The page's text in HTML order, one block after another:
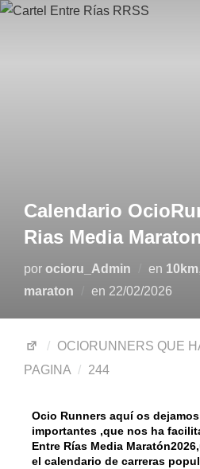
Calendario
Rias Media Maraton
por ocioru_Admin en 10km,
maraton
en 22/02/2026
OCIORUNNERS QUE
PAGINA
244
Ocio Runners aquí os
importantes ,que nos ha
Entre Rías Media
el calendario de carreras